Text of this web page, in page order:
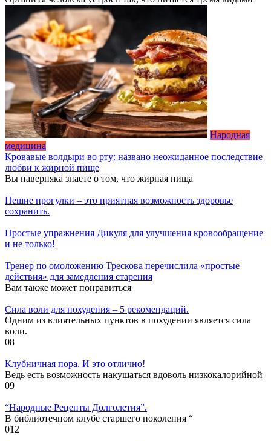
Народная
медицина
Кровавые волдыри во рту: названо неожиданное последствие
любви к жирной пище
Вы наверняка знаете о том, что жирная пища
Пешие прогулки – это приятная возможность здоровье
сохранить.
Простые упражнения Дикуля для улучшения кровообращение
и не только!
Тренер по омоложению Трескова перечислила «простые
действия» для замедления старения
Вам также может понравиться
Cила воли для похудения – 5 рекомендаций.
Одним из влиятельных пунктов в похудении является сила
воли.
08
Клубничная пора. И это отлично!
Ведь есть возможность накушаться вдоволь низкокалорийной
09
“Народные Рецепты Долголетия”.
В библиотечном клубе старшего поколения “
012